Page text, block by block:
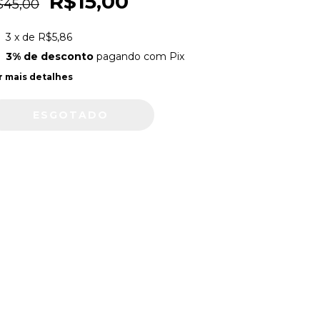
3 x de R$5,86
3% de descontopagando com Pix
mais detalhes